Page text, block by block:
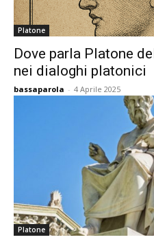
Platone
Dove parla Platone
nei dialoghi platonici
bassaparola - 4 Aprile 2025
Platone